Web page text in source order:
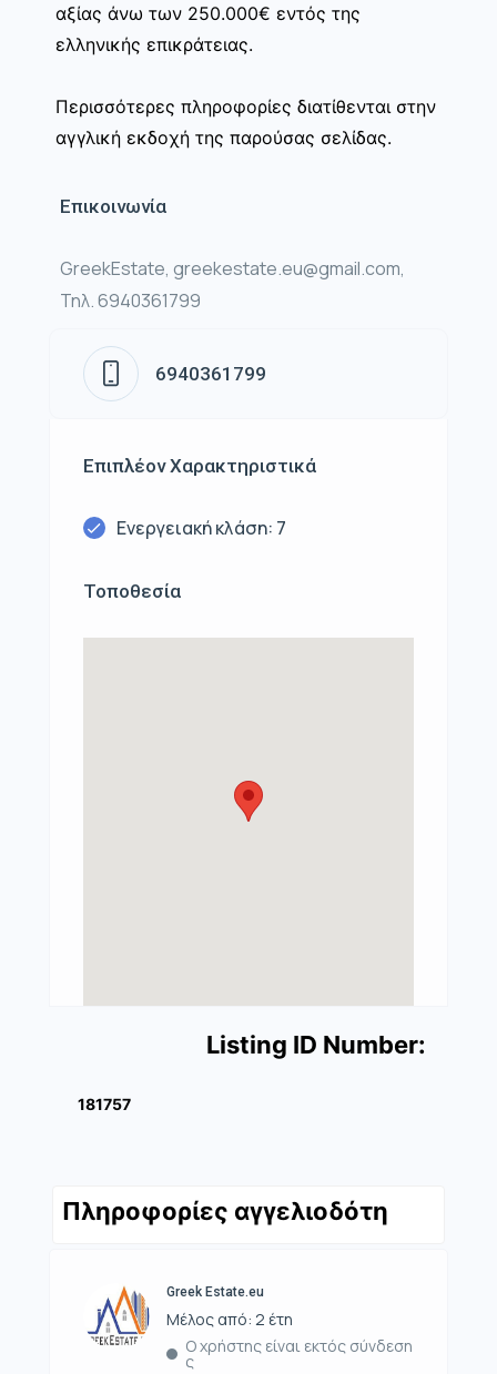
αξίας άνω των 250.000€ εντός της
ελληνικής επικράτειας.
Περισσότερες πληροφορίες διατίθενται στην
αγγλική εκδοχή της παρούσας σελίδας.
Επικοινωνία
GreekEstate, greekestate.eu@gmail.com,
Τηλ. 6940361799
6940361799
Επιπλέον Χαρακτηριστικά
Ενεργειακή κλάση: 7
Τοποθεσία
Listing ID Number:
181757
Πληροφορίες αγγελιοδότη
Greek Estate.eu
Μέλος από: 2 έτη
Ο χρήστης είναι εκτός σύνδεση
ς